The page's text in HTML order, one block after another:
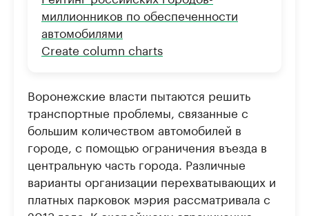
миллионников по обеспеченности
автомобилями
Create column charts
Воронежские власти пытаются решить
транспортные проблемы, связанные с
большим количеством автомобилей в
городе, с помощью ограничения въезда в
центральную часть города. Различные
варианты организации перехватывающих и
платных парковок мэрия рассматривала с